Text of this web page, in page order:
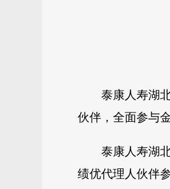
泰康人寿湖
伙伴，全面参与
泰康人寿湖
绩优代理人伙伴